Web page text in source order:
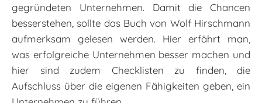
gegründeten Unternehmen. Damit die Chancen
besserstehen, sollte das Buch von Wolf Hirschmann
aufmerksam gelesen werden. Hier erfährt man,
was erfolgreiche Unternehmen besser machen und
hier sind zudem Checklisten zu finden, die
Aufschluss über die eigenen Fähigkeiten geben, ein